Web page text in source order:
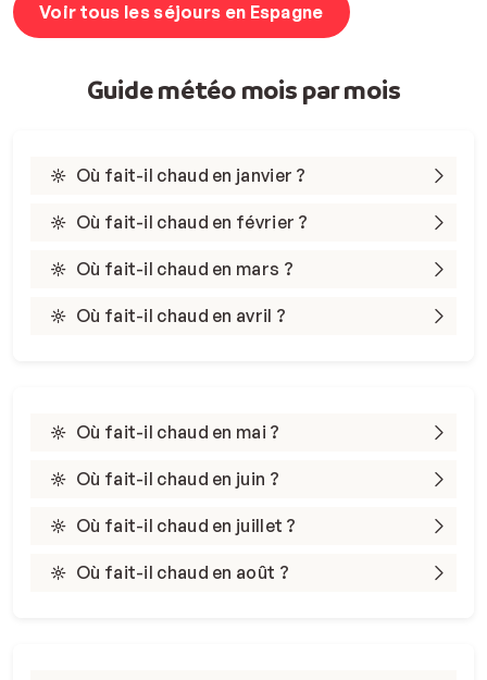
Voir tous les séjours en Espagne
Guide météo mois par mois
Où fait-il chaud en janvier ?
Où fait-il chaud en février ?
Où fait-il chaud en mars ?
Où fait-il chaud en avril ?
Où fait-il chaud en mai ?
Où fait-il chaud en juin ?
Où fait-il chaud en juillet ?
Où fait-il chaud en août ?